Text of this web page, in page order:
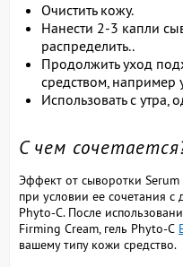
Очистить кожу.
Нанести 2-3 капли
распределить..
Продолжить уход
средством,
Использовать с утра,
С чем
Эффект от сыворотки
при условии ее сочетания
Phyto-C. После
Firming Cream, гель Phyto-C
вашему типу кожи средство.